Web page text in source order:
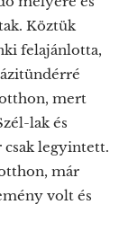
Köztük
felajánlotta,
otthon, mert
lak és
csak legyintett.
már
volt és